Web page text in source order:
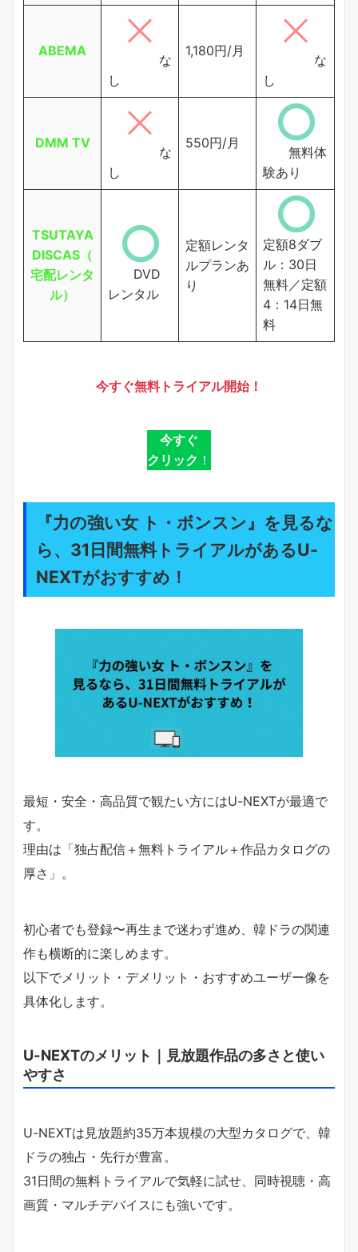
ABEMA
な
し
1,180円/月
な
し
DMM TV
な
し
550円/月
無料体
験あり
TSUTAYA
DISCAS（
宅配レンタ
ル）
DVD
レンタル
定額レンタ
ルプランあ
り
定額8ダブ
ル：30日
無料／定額
4：14日無
料
今すぐ無料トライアル開始！
今すぐ
クリック ！
『力の強い女 ト・ボンスン』を見るな
ら、31日間無料トライアルがあるU-
NEXTがおすすめ！
最短・安全・高品質で観たい方にはU-NEXTが最適で
す。
理由は「独占配信＋無料トライアル＋作品カタログの
厚さ」。
初心者でも登録〜再生まで迷わず進め、韓ドラの関連
作も横断的に楽しめます。
以下でメリット・デメリット・おすすめユーザー像を
具体化します。
U-NEXTのメリット｜見放題作品の多さと使い
やすさ
U-NEXTは見放題約35万本規模の大型カタログで、韓
ドラの独占・先行が豊富。
31日間の無料トライアルで気軽に試せ、同時視聴・高
画質・マルチデバイスにも強いです。